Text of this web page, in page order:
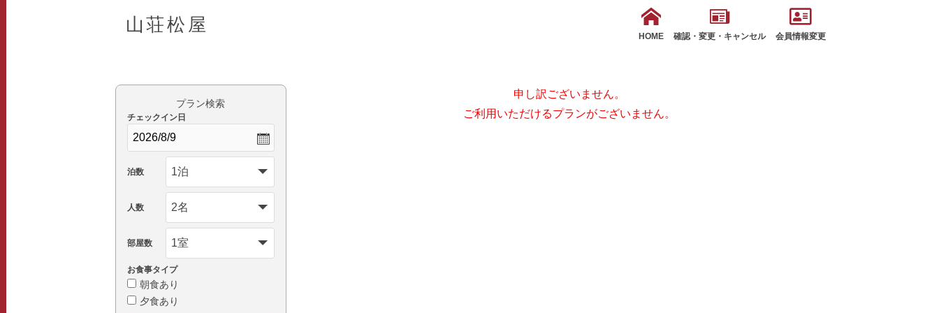
山荘松屋
HOME 確認・変更・キャンセル 会員情報変更
申し訳ございません。
ご利用いただけるプランがございません。
プラン検索
チェックイン日
泊数
人数
部屋数
お食事タイプ
朝食あり
夕食あり